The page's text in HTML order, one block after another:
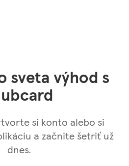
sveta výhod s
si konto alebo si
a začnite šetriť už
dnes.